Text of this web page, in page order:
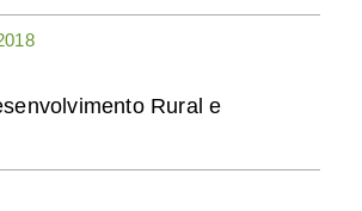
Rural e